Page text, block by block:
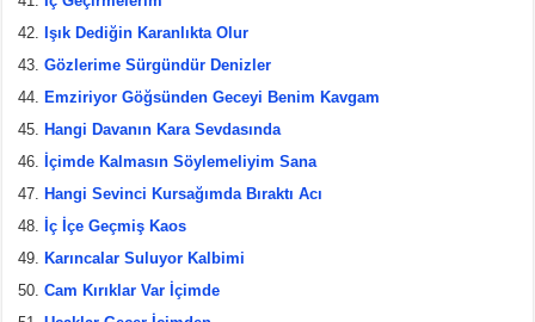
Işık Dediğin Karanlıkta Olur
Gözlerime Sürgündür Denizler
Emziriyor Göğsünden Geceyi Benim Kavgam
Hangi Davanın Kara Sevdasında
İçimde Kalmasın Söylemeliyim Sana
Hangi Sevinci Kursağımda Bıraktı Acı
İç İçe Geçmiş Kaos
Karıncalar Suluyor Kalbimi
Cam Kırıklar Var İçimde